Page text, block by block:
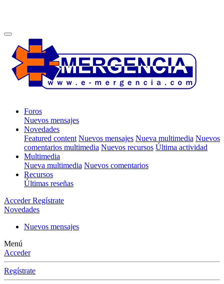
Foros
Nuevos mensajes
Novedades
Featured content Nuevos mensajes Nueva multimedia Nuevos
comentarios multimedia Nuevos recursos Última actividad
Multimedia
Nueva multimedia Nuevos comentarios
Recursos
Últimas reseñas
Acceder Regístrate
Novedades
Nuevos mensajes
Menú
Acceder
Regístrate